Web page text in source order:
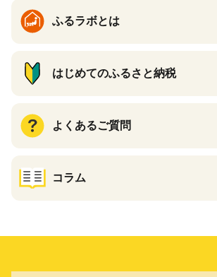
ふるラボとは
はじめてのふるさと納税
よくあるご質問
コラム